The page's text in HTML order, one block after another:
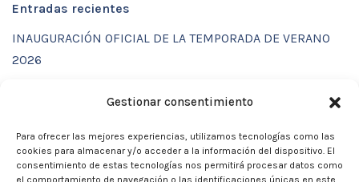
Gestionar consentimiento
Para ofrecer las mejores experiencias, utilizamos tecnologías como las
cookies para almacenar y/o acceder a la información del dispositivo. El
consentimiento de estas tecnologías nos permitirá procesar datos como
el comportamiento de navegación o las identificaciones únicas en este
Entradas recientes
INAUGURACIÓN OFICIAL DE LA TEMPORADA DE VERANO
2026
CALENDARIO DE ACTIVIDADES VERANO 2026 – CLUB
MARTIA 86